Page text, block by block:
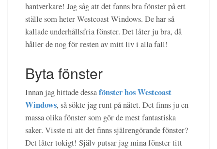
hantverkare! Jag såg att det fanns bra fönster på ett
ställe som heter Westcoast Windows. De har så
kallade underhållsfria fönster. Det låter ju bra, då
håller de nog för resten av mitt liv i alla fall!
Byta fönster
Innan jag hittade dessafönster hos Westcoast
Windows, så sökte jag runt på nätet. Det finns ju en
massa olika fönster som gör de mest fantastiska
saker. Visste ni att det finns själrengörande fönster?
Det låter tokigt! Själv putsar jag mina fönster titt